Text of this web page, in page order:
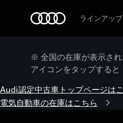
ラインアップ
※ 全国の在庫が表示さ
アイコンをタップすると
Audi認定中古車トップページは
電気自動車の在庫はこちら